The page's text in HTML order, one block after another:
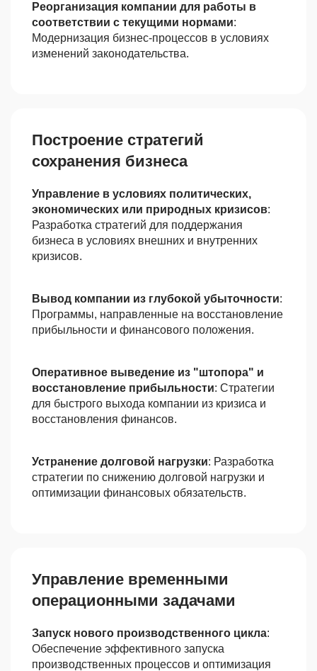
Реорганизация компании для работы в
соответствии с текущими нормами:
Модернизация бизнес-процессов в условиях
изменений законодательства.
Построение стратегий
сохранения бизнеса
Управление в условиях политических,
экономических или природных кризисов:
Разработка стратегий для поддержания
бизнеса в условиях внешних и внутренних
кризисов.
Вывод компании из глубокой убыточности:
Программы, направленные на восстановление
прибыльности и финансового положения.
Оперативное выведение из "штопора" и
восстановление прибыльности: Стратегии
для быстрого выхода компании из кризиса и
восстановления финансов.
Устранение долговой нагрузки: Разработка
стратегии по снижению долговой нагрузки и
оптимизации финансовых обязательств.
Управление временными
операционными задачами
Запуск нового производственного цикла:
Обеспечение эффективного запуска
производственных процессов и оптимизация